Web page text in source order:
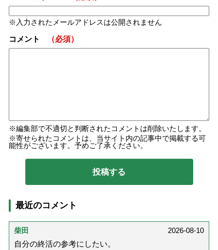
入力されたメールアドレスは公開されません
コメント （必須）
編集部で不適切と判断されたコメントは削除いたします。
寄せられたコメントは、当サイト内の記事中で掲載する可
能性がございます。予めご了承ください。
最近のコメント
柴田
2026-08-10
自分の終活の参考にしたい。